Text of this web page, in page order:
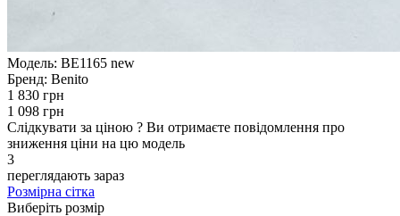
Модель: BE1165 new
Бренд: Benito
1 830 грн
1 098 грн
Слідкувати за ціною ? Ви отримаєте повідомлення про
зниження ціни на цю модель
3
переглядають зараз
Розмірна сітка
Виберіть розмір